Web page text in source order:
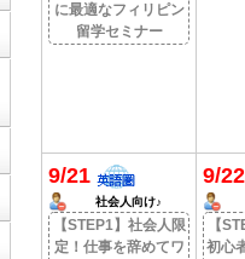
に最適なフィリピン
留学セミナー
9/21
社会人向け♪
【STEP1】社会人限
定！仕事を辞めてワ
9/22
【
初心